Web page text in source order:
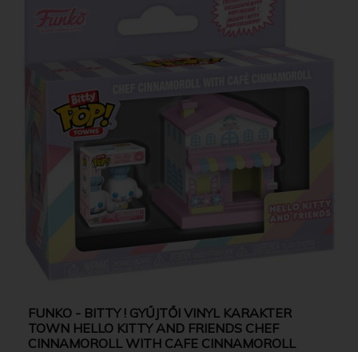
FUNKO - BITTY ! GYŰJTŐI VINYL KARAKTER
TOWN HELLO KITTY AND FRIENDS CHEF
CINNAMOROLL WITH CAFE CINNAMOROLL